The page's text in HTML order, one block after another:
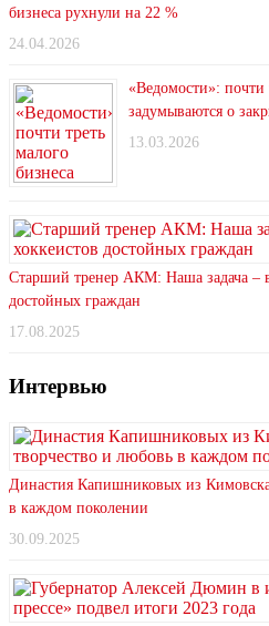
бизнеса рухнули на 22 %
24.04.2026
«Ведомости»: почти
задумываются о
13.03.2026
Старший тренер АКМ: Наша задача –
достойных граждан
17.08.2025
Интервью
Династия Капишниковых из
в каждом поколении
30.09.2025